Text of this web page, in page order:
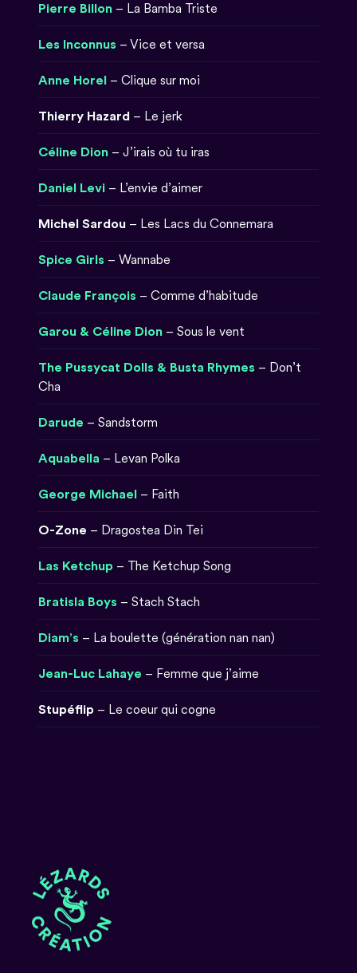
Pierre Billon – La Bamba Triste
Les Inconnus – Vice et versa
Anne Horel – Clique sur moi
Thierry Hazard – Le jerk
Céline Dion – J’irais où tu iras
Daniel Levi – L’envie d’aimer
Michel Sardou – Les Lacs du Connemara
Spice Girls – Wannabe
Claude François – Comme d’habitude
Garou & Céline Dion – Sous le vent
The Pussycat Dolls & Busta Rhymes – Don’t
Cha
Darude – Sandstorm
Aquabella – Levan Polka
George Michael – Faith
O-Zone – Dragostea Din Tei
Las Ketchup – The Ketchup Song
Bratisla Boys – Stach Stach
Diam’s – La boulette (génération nan nan)
Jean-Luc Lahaye – Femme que j’aime
Stupéflip – Le coeur qui cogne